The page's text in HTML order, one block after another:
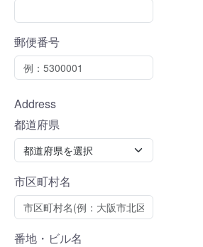
郵便番号
Address
都道府県
市区町村名
番地・ビル名